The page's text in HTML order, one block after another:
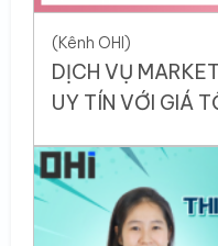
(Kênh OHI)
DỊCH VỤ
UY TÍN VỚI GIÁ